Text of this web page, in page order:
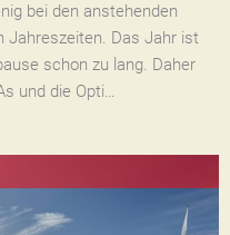
bei den anstehenden
Jahreszeiten. Das Jahr ist
schon zu lang. Daher
und die Opti…